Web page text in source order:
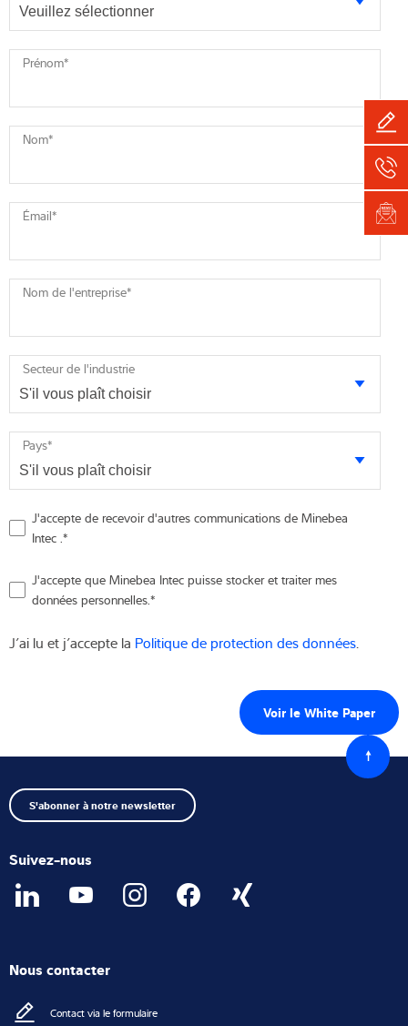
Prénom*
Nom*
Émail*
Nom de l'entreprise*
Secteur de l'industrie
Pays*
J'accepte de recevoir d'autres communications de Minebea
Intec .*
J'accepte que Minebea Intec puisse stocker et traiter mes
données personnelles.*
J’ai lu et j’accepte la Politique de protection des données.
Retour
au
début
S'abonner à notre newsletter
Suivez-nous
Nous contacter
Contact via le formulaire